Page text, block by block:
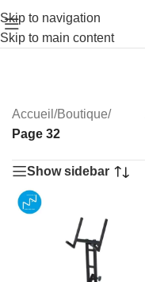
Skip to navigation
Skip to main content
Accueil /Boutique/
Page 32
Show sidebar